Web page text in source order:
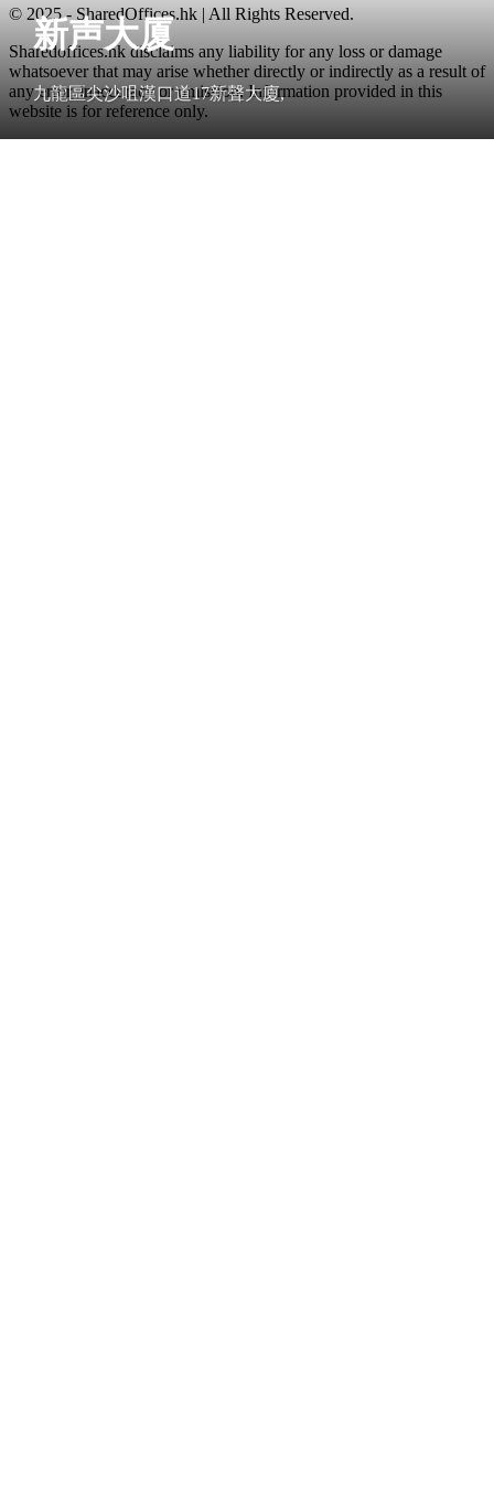
新声大厦
九龍區尖沙咀漢口道17新聲大廈,
© 2025 - SharedOffices.hk | All Rights Reserved.
Sharedoffices.hk disclaims any liability for any loss or damage
whatsoever that may arise whether directly or indirectly as a result of
any error, inaccuracy or omission. Information provided in this
website is for reference only.